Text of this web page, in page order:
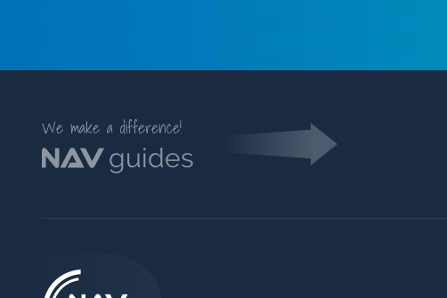
We make a difference!
guides